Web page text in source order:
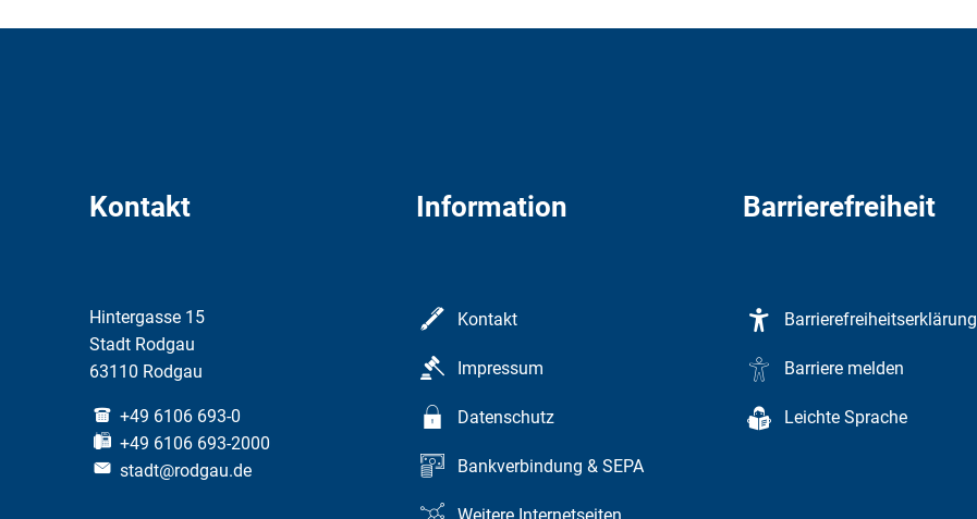
Kontakt
Hintergasse 15
Stadt Rodgau
63110 Rodgau
+49 6106 693-0
+49 6106 693-2000
stadt@rodgau.de
Information
Kontakt
Impressum
Datenschutz
Bankverbindung & SEPA
Barrierefreiheit
Barrierefreiheitserklärung
Barriere melden
Leichte Sprache